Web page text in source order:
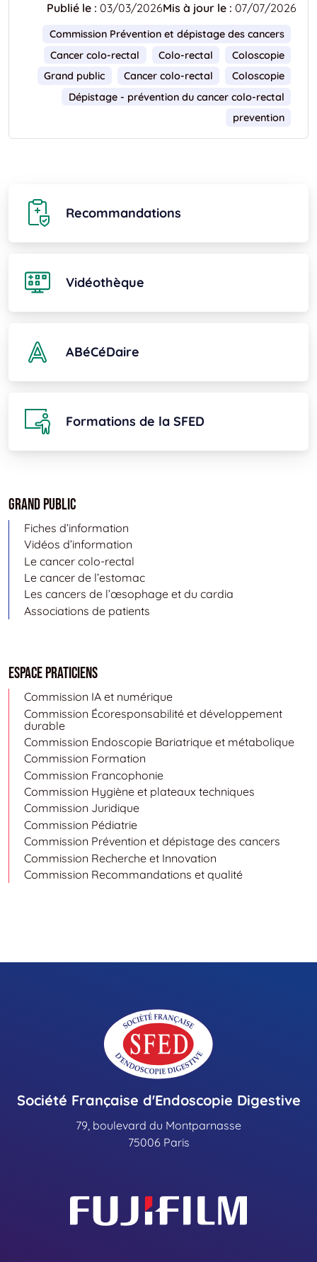
Publié le : 03/03/2026Mis à jour le : 07/07/2026
Commission Prévention et dépistage des cancers
Cancer colo-rectal
Colo-rectal
Coloscopie
Grand public
Cancer colo-rectal
Coloscopie
Dépistage - prévention du cancer colo-rectal
prevention
Recommandations
Vidéothèque
ABéCéDaire
Formations de la SFED
Grand public
Fiches d’information
Vidéos d’information
Le cancer colo-rectal
Le cancer de l’estomac
Les cancers de l’œsophage et du cardia
Associations de patients
Espace Praticiens
Commission IA et numérique
Commission Écoresponsabilité et développement
durable
Commission Endoscopie Bariatrique et métabolique
Commission Formation
Commission Francophonie
Commission Hygiène et plateaux techniques
Commission Juridique
Commission Pédiatrie
Commission Prévention et dépistage des cancers
Commission Recherche et Innovation
Commission Recommandations et qualité
Société Française d'Endoscopie Digestive
79, boulevard du Montparnasse
75006 Paris